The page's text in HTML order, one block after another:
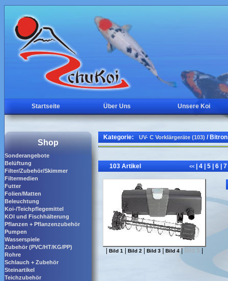
Startseite Über Uns Unsere Koi
Shop
Sonderangebote
Belüftung
Filter/Zubehör/Skimmer
Filtermedien
Futter
Folien/Matten
Beleuchtung
Koi-/Teichpflegemittel
KOI und Fischhälterung
Pflanzen + Pflanzenzubehör
Pumpen
Wasserspiele
Zubehör (PVC/HT/KG/PP)
Rohre
Schlauch + Zubehör
Steinartikel
Teichzubehör
Kategorie: UV- C Vorklärgeräte (103) / Bitron
103 Artikel << 4 5 6 7
Bild 1| Bild 2| Bild 3| Bild 4| Bild 5